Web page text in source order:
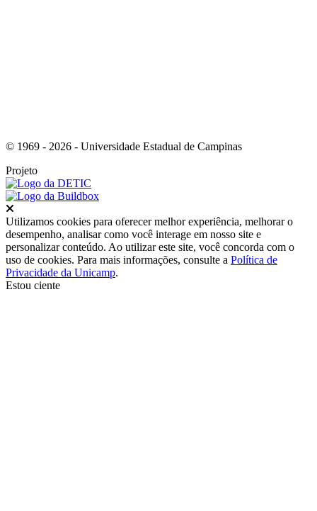
© 1969 - 2026 - Universidade Estadual de Campinas
Projeto
Utilizamos cookies para oferecer melhor experiência, melhorar o
desempenho, analisar como você interage em nosso site e
personalizar conteúdo. Ao utilizar este site, você concorda com o
uso de cookies. Para mais informações, consulte a Política de
Privacidade da Unicamp.
Estou ciente